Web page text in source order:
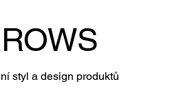
styl a design produktů